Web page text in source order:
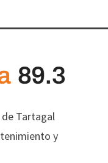
de Tartagal
y